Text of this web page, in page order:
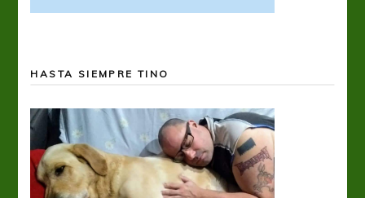
HASTA SIEMPRE TINO